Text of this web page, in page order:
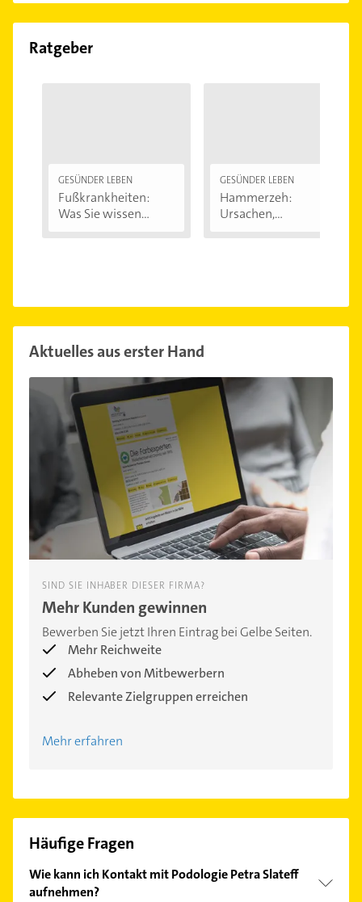
Ratgeber
GESÜNDER LEBEN
Fußkrankheiten:
Was Sie wissen...
GESÜNDER LEBEN
Hammerzeh:
Ursachen,
Aktuelles aus erster Hand
SIND SIE INHABER DIESER FIRMA?
Mehr Kunden gewinnen
Bewerben Sie jetzt Ihren Eintrag bei Gelbe Seiten.
Mehr Reichweite
Abheben von Mitbewerbern
Relevante Zielgruppen erreichen
Mehr erfahren
Häufige Fragen
Wie kann ich Kontakt mit Podologie Petra Slateff
aufnehmen?